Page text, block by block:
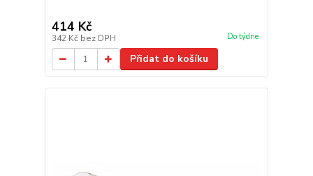
414 Kč
342 Kč bez DPH Do týdne
Přidat do košíku